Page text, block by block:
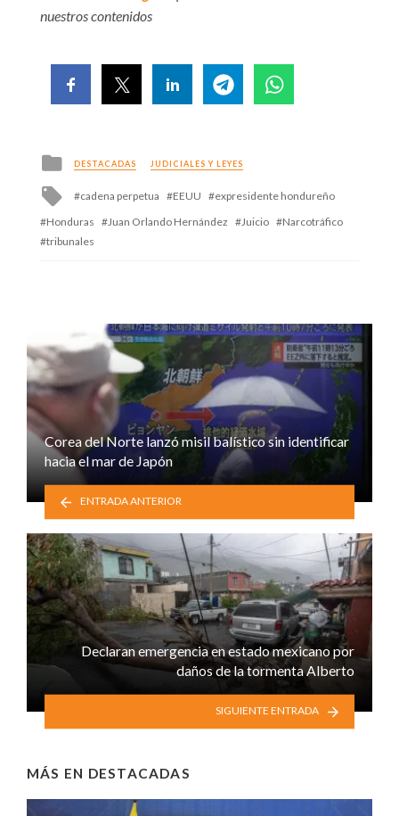
nuestros contenidos
Posted
in
DESTACADAS JUDICIALES Y LEYES
Tagged
cadena perpetua EEUU
expresidente hondureño
Honduras
Juan Orlando Hernández Juicio
Narcotráfico
tribunales
Corea del Norte lanzó misil balístico sin identificar
hacia el mar de Japón
ENTRADA ANTERIOR
Declaran emergencia en estado mexicano por
daños de la tormenta Alberto
SIGUIENTE ENTRADA
MÁS EN DESTACADAS